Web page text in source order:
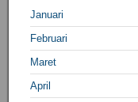
Januari
Februari
Maret
April